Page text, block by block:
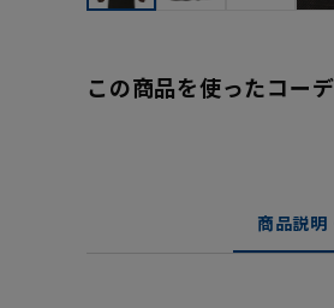
この商品を使ったコー
商品説明